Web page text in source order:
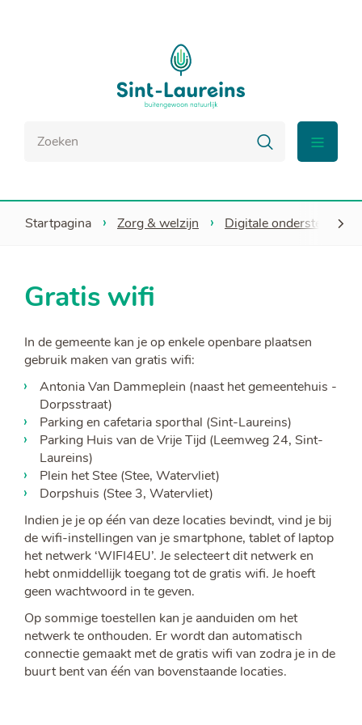
Naar
inhoud
menu
zoek
Zoeken
Startpagina Zorg & welzijn Digitale ondersteuning
Gratis wifi
In de gemeente kan je op enkele openbare plaatsen
gebruik maken van gratis wifi:
Antonia Van Dammeplein (naast het gemeentehuis -
Dorpsstraat)
Parking en cafetaria sporthal (Sint-Laureins)
Parking Huis van de Vrije Tijd (Leemweg 24, Sint-
Laureins)
Plein het Stee (Stee, Watervliet)
Dorpshuis (Stee 3, Watervliet)
Indien je je op één van deze locaties bevindt, vind je bij
de wifi-instellingen van je smartphone, tablet of laptop
het netwerk ‘WIFI4EU’. Je selecteert dit netwerk en
hebt onmiddellijk toegang tot de gratis wifi. Je hoeft
geen wachtwoord in te geven.
Op sommige toestellen kan je aanduiden om het
netwerk te onthouden. Er wordt dan automatisch
connectie gemaakt met de gratis wifi van zodra je in de
buurt bent van één van bovenstaande locaties.